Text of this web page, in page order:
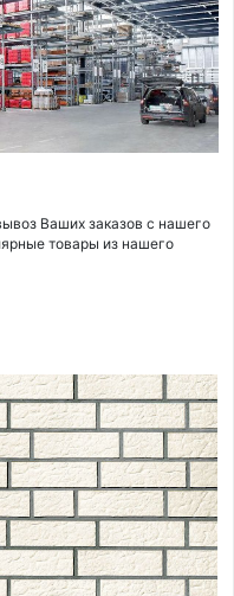
Ваших заказов с нашего
товары из нашего